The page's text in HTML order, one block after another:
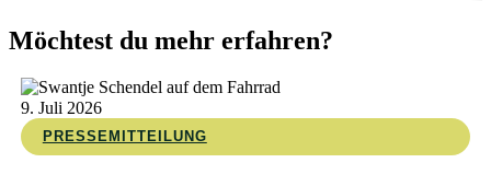
Möchtest du mehr erfahren?
9. Juli 2026
PRESSEMITTEILUNG